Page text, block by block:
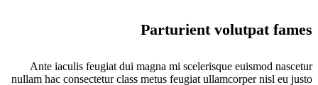
Parturient volutpat fames
Ante iaculis feugiat dui magna mi scelerisque euismod nascetur
nullam hac consectetur class metus feugiat ullamcorper nisl eu justo